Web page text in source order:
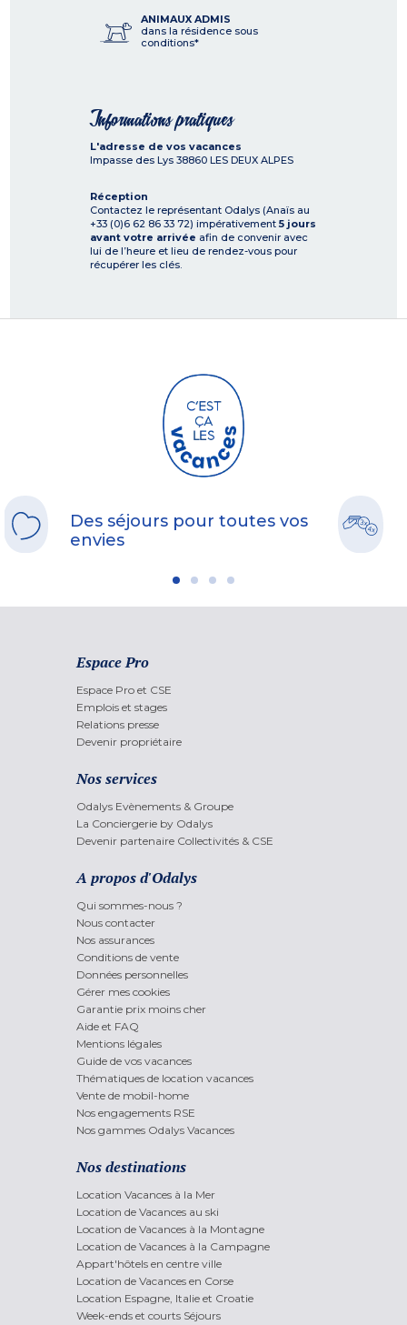
ANIMAUX ADMIS
dans la résidence sous
conditions*
Informations pratiques
L'adresse de vos vacances
Impasse des Lys 38860 LES DEUX ALPES
Réception
Contactez le représentant Odalys (Anaïs au
+33 (0)6 62 86 33 72) impérativement 5 jours
avant votre arrivée afin de convenir avec
lui de l’heure et lieu de rendez-vous pour
récupérer les clés.
Des séjours pour toutes vos
envies
Espace Pro
Espace Pro et CSE
Emplois et stages
Relations presse
Devenir propriétaire
Nos services
Odalys Evènements & Groupe
La Conciergerie by Odalys
Devenir partenaire Collectivités & CSE
A propos d'Odalys
Qui sommes-nous ?
Nous contacter
Nos assurances
Conditions de vente
Données personnelles
Gérer mes cookies
Garantie prix moins cher
Aide et FAQ
Mentions légales
Guide de vos vacances
Thématiques de location vacances
Vente de mobil-home
Nos engagements RSE
Nos gammes Odalys Vacances
Nos destinations
Location Vacances à la Mer
Location de Vacances au ski
Location de Vacances à la Montagne
Location de Vacances à la Campagne
Appart'hôtels en centre ville
Location de Vacances en Corse
Location Espagne, Italie et Croatie
Week-ends et courts Séjours